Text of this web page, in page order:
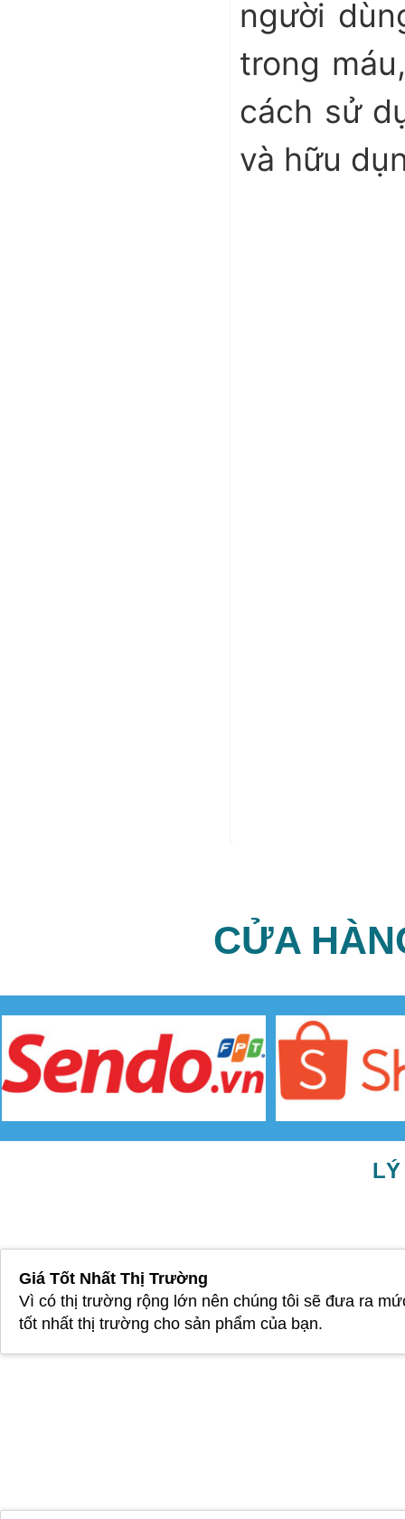
người
trong
cách sử
và hữu
CỬA
LÝ
Giá Tốt Nhất Thị Trường
Vì có thị trường rộng lớn nên chúng tôi sẽ đưa ra
tốt nhất thị trường cho sản phẩm của bạn.